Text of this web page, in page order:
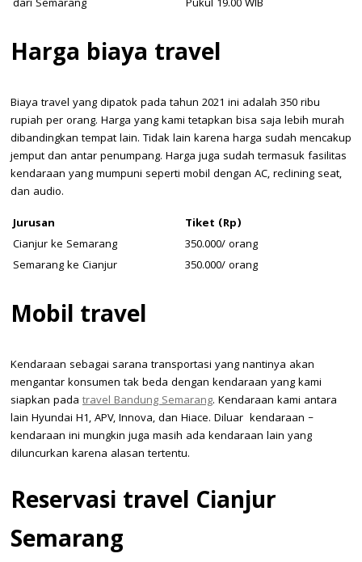
dari Semarang
Pukul 19.00 WIB
Harga biaya travel
Biaya travel yang dipatok pada tahun 2021 ini adalah 350 ribu
rupiah per orang. Harga yang kami tetapkan bisa saja lebih murah
dibandingkan tempat lain. Tidak lain karena harga sudah mencakup
jemput dan antar penumpang. Harga juga sudah termasuk fasilitas
kendaraan yang mumpuni seperti mobil dengan AC, reclining seat,
dan audio.
Jurusan
Tiket (Rp)
Cianjur ke Semarang
350.000/ orang
Semarang ke Cianjur
350.000/ orang
Mobil travel
Kendaraan sebagai sarana transportasi yang nantinya akan
mengantar konsumen tak beda dengan kendaraan yang kami
siapkan pada travel Bandung Semarang. Kendaraan kami antara
lain Hyundai H1, APV, Innova, dan Hiace. Diluar kendaraan –
kendaraan ini mungkin juga masih ada kendaraan lain yang
diluncurkan karena alasan tertentu.
Reservasi travel Cianjur
Semarang